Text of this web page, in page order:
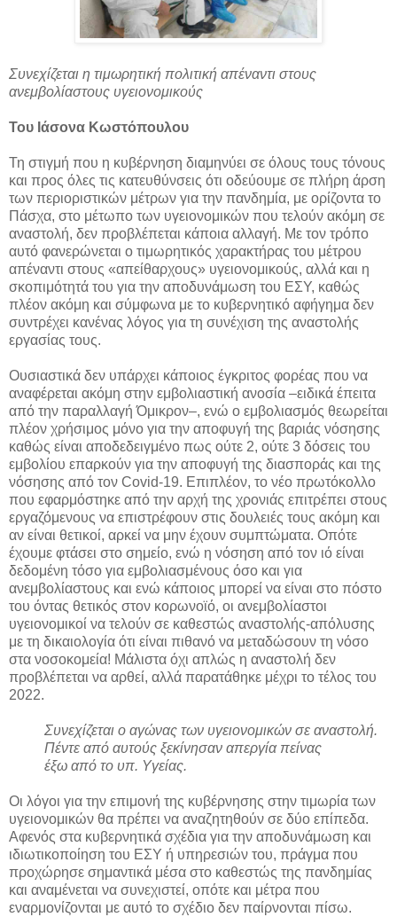
Συνεχίζεται η τιμωρητική πολιτική απέναντι στους
ανεμβολίαστους υγειονομικούς
Του Ιάσονα Κωστόπουλου
Τη στιγμή που η κυβέρνηση διαμηνύει σε όλους τους τόνους
και προς όλες τις κατευθύνσεις ότι οδεύουμε σε πλήρη άρση
των περιοριστικών μέτρων για την πανδημία, με ορίζοντα το
Πάσχα, στο μέτωπο των υγειονομικών που τελούν ακόμη σε
αναστολή, δεν προβλέπεται κάποια αλλαγή. Με τον τρόπο
αυτό φανερώνεται ο τιμωρητικός χαρακτήρας του μέτρου
απέναντι στους «απείθαρχους» υγειονομικούς, αλλά και η
σκοπιμότητά του για την αποδυνάμωση του ΕΣΥ, καθώς
πλέον ακόμη και σύμφωνα με το κυβερνητικό αφήγημα δεν
συντρέχει κανένας λόγος για τη συνέχιση της αναστολής
εργασίας τους.
Ουσιαστικά δεν υπάρχει κάποιος έγκριτος φορέας που να
αναφέρεται ακόμη στην εμβολιαστική ανοσία –ειδικά έπειτα
από την παραλλαγή Όμικρον–, ενώ ο εμβολιασμός θεωρείται
πλέον χρήσιμος μόνο για την αποφυγή της βαριάς νόσησης
καθώς είναι αποδεδειγμένο πως ούτε 2, ούτε 3 δόσεις του
εμβολίου επαρκούν για την αποφυγή της διασποράς και της
νόσησης από τον Covid-19. Επιπλέον, το νέο πρωτόκολλο
που εφαρμόστηκε από την αρχή της χρονιάς επιτρέπει στους
εργαζόμενους να επιστρέφουν στις δουλειές τους ακόμη και
αν είναι θετικοί, αρκεί να μην έχουν συμπτώματα. Οπότε
έχουμε φτάσει στο σημείο, ενώ η νόσηση από τον ιό είναι
δεδομένη τόσο για εμβολιασμένους όσο και για
ανεμβολίαστους και ενώ κάποιος μπορεί να είναι στο πόστο
του όντας θετικός στον κορωνοϊό, οι ανεμβολίαστοι
υγειονομικοί να τελούν σε καθεστώς αναστολής-απόλυσης
με τη δικαιολογία ότι είναι πιθανό να μεταδώσουν τη νόσο
στα νοσοκομεία! Μάλιστα όχι απλώς η αναστολή δεν
προβλέπεται να αρθεί, αλλά παρατάθηκε μέχρι το τέλος του
2022.
Συνεχίζεται ο αγώνας των υγειονομικών σε αναστολή.
Πέντε από αυτούς ξεκίνησαν απεργία πείνας
έξω από το υπ. Υγείας.
Οι λόγοι για την επιμονή της κυβέρνησης στην τιμωρία των
υγειονομικών θα πρέπει να αναζητηθούν σε δύο επίπεδα.
Αφενός στα κυβερνητικά σχέδια για την αποδυνάμωση και
ιδιωτικοποίηση του ΕΣΥ ή υπηρεσιών του, πράγμα που
προχώρησε σημαντικά μέσα στο καθεστώς της πανδημίας
και αναμένεται να συνεχιστεί, οπότε και μέτρα που
εναρμονίζονται με αυτό το σχέδιο δεν παίρνονται πίσω.